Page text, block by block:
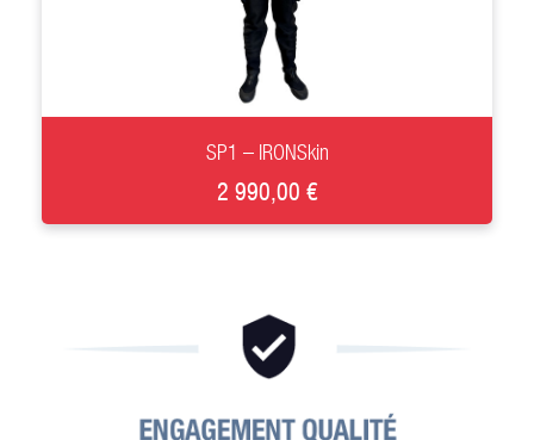
+
SP1 – IRONSkin
2 990,00 €